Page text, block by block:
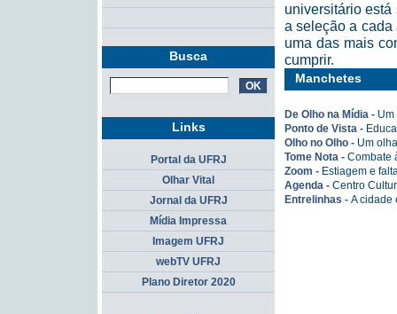
universitário
a seleção a cada
uma das mais
cumprir.
Manchetes
De Olho na Mídia -
Ponto de Vista -
Olho no Olho - Um
Tome Nota - Combate
Zoom - Estiagem e
Agenda - Centro
Entrelinhas - A cidade
Busca
Links
Portal da UFRJ
Olhar Vital
Jornal da UFRJ
Mídia Impressa
Imagem UFRJ
webTV UFRJ
Plano Diretor 2020